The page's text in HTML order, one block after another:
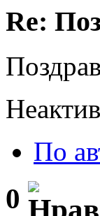
Re:
По
0